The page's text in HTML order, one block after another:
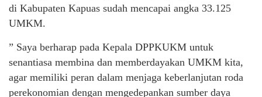
di Kabupaten Kapuas sudah mencapai angka 33.125
UMKM.
” Saya berharap pada Kepala DPPKUKM untuk
senantiasa membina dan memberdayakan UMKM kita,
agar memiliki peran dalam menjaga keberlanjutan roda
perekonomian dengan mengedepankan sumber daya